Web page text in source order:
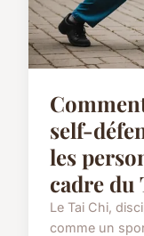
self-
les
cadre du
Le Tai Chi,
comme un